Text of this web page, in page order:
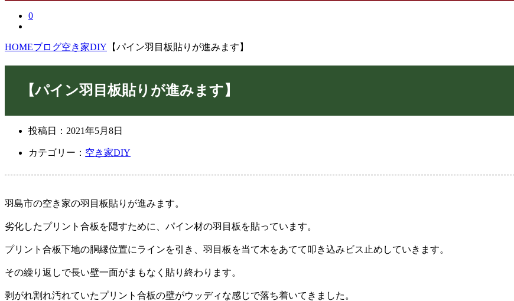
0
HOMEブログ空き家DIY 【パイン羽目板貼りが進みます】
【パイン羽目板貼りが進みます】
投稿日： 2021年5月8日
カテゴリー： 空き家DIY
羽島市の空き家の羽目板貼りが進みます。
劣化したプリント合板を隠すために、パイン材の羽目板を貼っています。
プリント合板下地の胴縁位置にラインを引き、羽目板を当て木をあてて叩き込みビス止めしていきます。
その繰り返しで長い壁一面がまもなく貼り終わります。
剥がれ割れ汚れていたプリント合板の壁がウッディな感じで落ち着いてきました。